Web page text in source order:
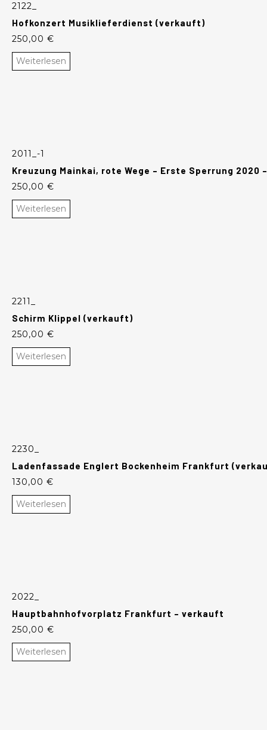
2122_
Hofkonzert Musiklieferdienst (verkauft)
250,00 €
Weiterlesen
2011_-1
Kreuzung Mainkai, rote Wege – Erste Sperrung 2020
250,00 €
Weiterlesen
2211_
Schirm Klippel (verkauft)
250,00 €
Weiterlesen
2230_
Ladenfassade Englert Bockenheim Frankfurt
130,00 €
Weiterlesen
2022_
Hauptbahnhofvorplatz Frankfurt – verkauft
250,00 €
Weiterlesen